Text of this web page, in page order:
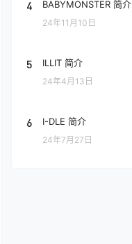
4 BABYMONSTER 简介
24年11月10日
5 ILLIT 简介
24年4月13日
6 I-DLE 简介
24年7月27日